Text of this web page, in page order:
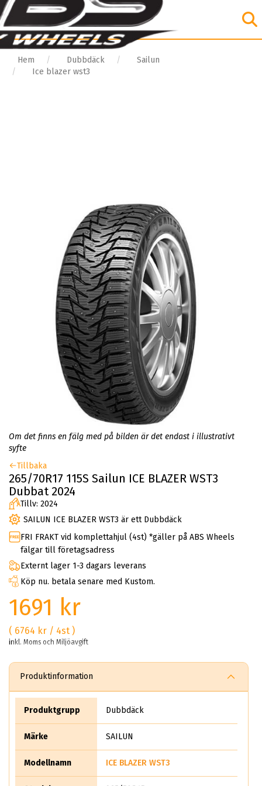
Hem Dubbdäck
Sailun
Ice blazer wst3
Om det finns en fälg med på bilden är det endast i illustrativt
syfte
Tillbaka
265/70R17 115S Sailun ICE BLAZER WST3
Dubbat 2024
Tillv: 2024
SAILUN ICE BLAZER WST3 är ett Dubbdäck
FRI FRAKT vid komplettahjul (4st) *gäller på ABS Wheels
fälgar till företagsadress
Externt lager 1-3 dagars leverans
Köp nu. betala senare med Kustom.
1691 kr
( 6764 kr / 4st )
inkl. Moms och Miljöavgift
Produktinformation
Produktgrupp Dubbdäck
Märke SAILUN
Modellnamn ICE BLAZER WST3